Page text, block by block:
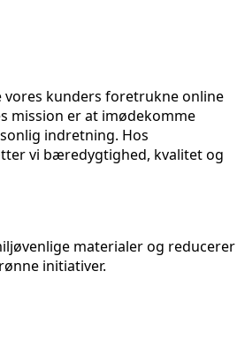
vores kunders foretrukne online
mission er at imødekomme
indretning. Hos
vi bæredygtighed, kvalitet og
materialer og reducerer
initiativer.